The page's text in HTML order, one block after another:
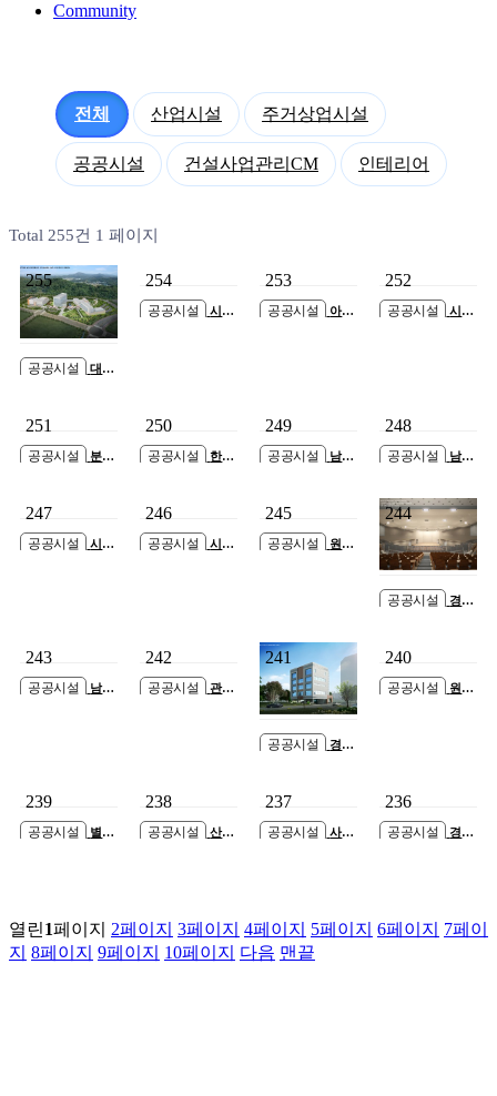
Community
전체 산업시설 주거상업시설
공공시설 건설사업관리CM 인테리어
Total 255건 1 페이지
255
공공시설
대구
산센터 GMP 스마
사
254
공공시설
시흥
253
공공시설
252
공공시설
시흥
251
공공시설
분당
주차장 건립공사
250
공공시설
한국
공사
249
공공시설
248
공공시설
247
공공시설
시흥
246
공공시설
시흥
245
공공시설
244
공공시설
사 설계용역
243
공공시설
242
공공시설
관세
241
공공시설
사
240
공공시설
239
공공시설
238
공공시설
산곡
237
공공시설
사택
236
공공시설
열린1페이지 2페이지 3페이지 4페이지 5페이지 6페이지 7페이
지 8페이지 9페이지 10페이지 다음 맨끝